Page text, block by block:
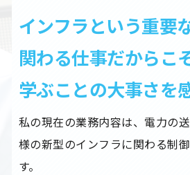
インフラという重要
関わる仕事だからこ
学ぶことの大事さを
私の現在の業務内容は、電力の
様の新型のインフラに関わる制
す。